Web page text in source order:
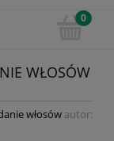
WŁOSÓW
włosów autor: